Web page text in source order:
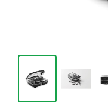
Tête de lettre